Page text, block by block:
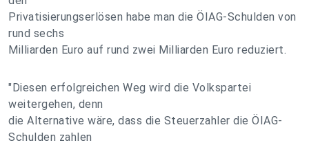
Privatisierungserlösen habe man die ÖIAG-Schulden von
rund sechs
Milliarden Euro auf rund zwei Milliarden Euro reduziert.
"Diesen erfolgreichen Weg wird die Volkspartei
weitergehen, denn
die Alternative wäre, dass die Steuerzahler die ÖIAG-
Schulden zahlen